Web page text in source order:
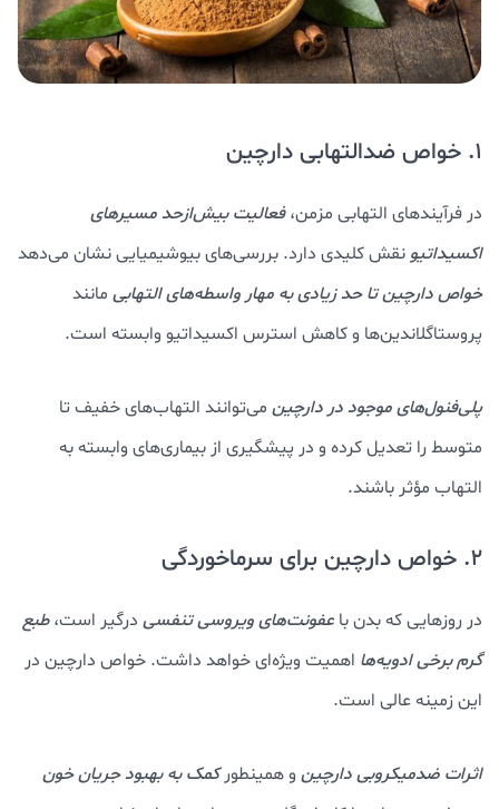
1. خواص ضدالتهابی دارچین
در فرآیندهای التهابی مزمن،فعالیت بیش‌ازحد مسیرهای
اکسیداتیو نقش کلیدی دارد. بررسی‌های بیوشیمیایی نشان می‌دهد
خواص دارچین تا حد زیادی به مهار واسطه‌های التهابی مانند
پروستاگلاندین‌ها و کاهش استرس اکسیداتیو وابسته است.
پلی‌فنول‌های موجود در دارچین می‌توانند التهاب‌های خفیف تا
متوسط را تعدیل کرده و در پیشگیری از بیماری‌های وابسته به
التهاب مؤثر باشند.
2. خواص دارچین برای سرماخوردگی
در روزهایی که بدن با عفونت‌های ویروسی تنفسی درگیر است،طبع
گرم برخی ادویه‌ها اهمیت ویژه‌ای خواهد داشت. خواص دارچین در
این زمینه عالی است.
اثرات ضدمیکروبی دارچین و همینطورکمک به بهبود جریان خون